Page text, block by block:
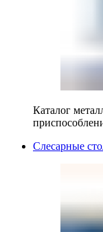
Каталог
Слесарные